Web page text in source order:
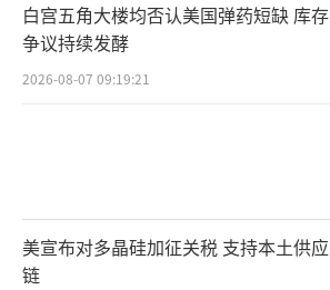
白宫五角大楼均否认美国弹药短缺 库存
争议持续发酵
2026-08-07 09:19:21
美宣布对多晶硅加征关税 支持本土供应
链